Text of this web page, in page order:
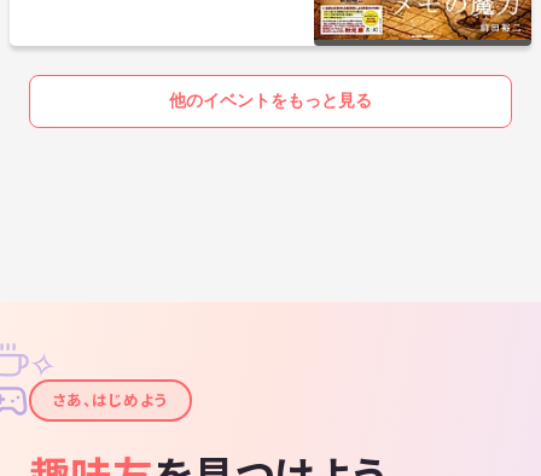
他のイベントをもっと見る
✦
✧
さあ、はじめよう